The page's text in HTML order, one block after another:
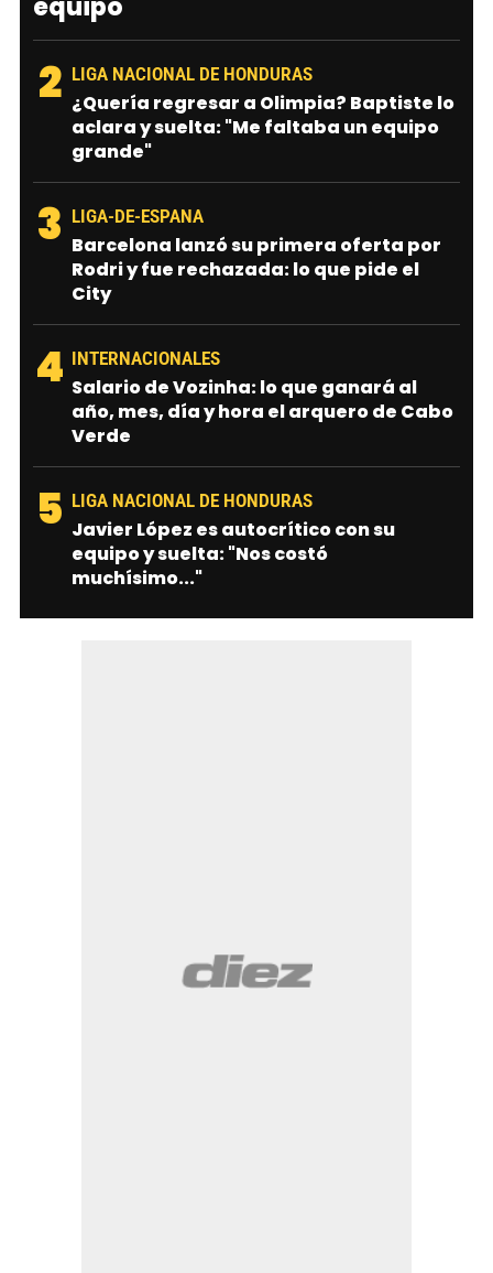
2 LIGA NACIONAL DE HONDURAS
¿Quería regresar a Olimpia? Baptiste lo
aclara y suelta: "Me faltaba un equipo
grande"
3 LIGA-DE-ESPANA
Barcelona lanzó su primera oferta por
Rodri y fue rechazada: lo que pide el
City
4 INTERNACIONALES
Salario de Vozinha: lo que ganará al
año, mes, día y hora el arquero de Cabo
Verde
5 LIGA NACIONAL DE HONDURAS
Javier López es autocrítico con su
equipo y suelta: "Nos costó
muchísimo..."